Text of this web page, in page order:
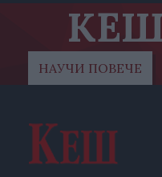
НАУЧИ ПОВЕЧЕ